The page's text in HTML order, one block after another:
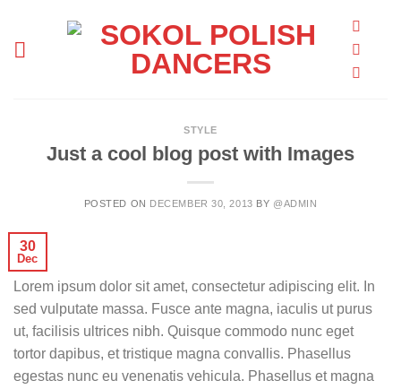
content
STYLE
Just a cool blog post with Images
POSTED ON DECEMBER 30, 2013 BY @ADMIN
30
Dec
Lorem ipsum dolor sit amet, consectetur adipiscing elit. In
sed vulputate massa. Fusce ante magna, iaculis ut purus
ut, facilisis ultrices nibh. Quisque commodo nunc eget
tortor dapibus, et tristique magna convallis. Phasellus
egestas nunc eu venenatis vehicula. Phasellus et magna